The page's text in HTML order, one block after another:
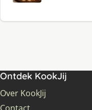
Ontdek KookJij
Over KookJij